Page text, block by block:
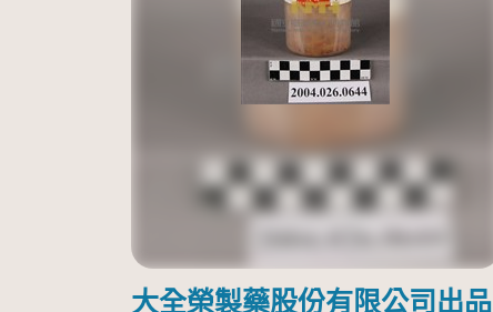
大全榮製藥股份有限公司出品